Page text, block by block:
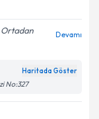
Ortadan
Devamı
Haritada Göster
No:327